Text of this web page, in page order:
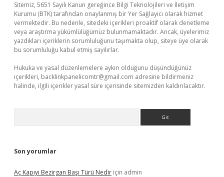
Sitemiz, 5651 Sayılı Kanun gereğince Bilgi Teknolojileri ve İletişim
Kurumu (BTK) tarafından onaylanmış bir Yer Sağlayıcı olarak hizmet
vermektedir. Bu nedenle, sitedeki içerikleri proaktif olarak denetleme
veya araştırma yükümlülüğümüz bulunmamaktadır. Ancak, üyelerimiz
yazdıkları içeriklerin sorumluluğunu taşımakta olup, siteye üye olarak
bu sorumluluğu kabul etmiş sayılırlar.
Hukuka ve yasal düzenlemelere aykırı olduğunu düşündüğünüz
içerikleri, backlinkpanelicomtr@gmail.com adresine bildirmeniz
halinde, ilgili içerikler yasal süre içerisinde sitemizden kaldırılacaktır.
Son yorumlar
Aç Kapıyı Bezirgan Başı Türü Nedir için admin